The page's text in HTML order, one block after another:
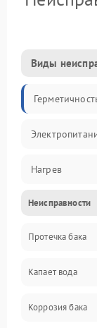
Виды
Нагрев
Датчики
Механика
Неисправности
Протечка бака
Капает вода
Коррозия бака